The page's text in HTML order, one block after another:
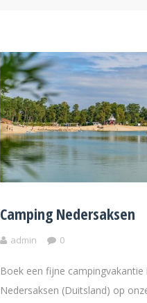
Camping Nedersaksen
admin 0
Boek een fijne campingvakantie
Nedersaksen (Duitsland) op